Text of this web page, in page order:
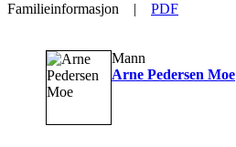
Familieinformasjon | PDF
Mann
Arne Pedersen Moe